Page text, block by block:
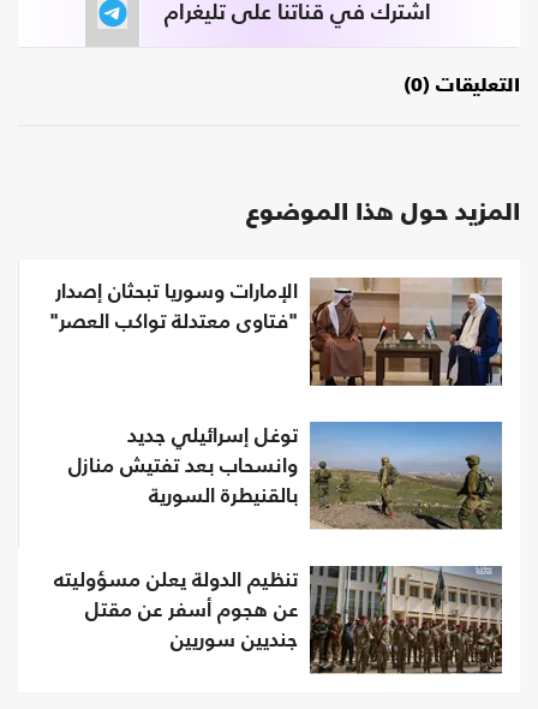
اشترك في قناتنا على تليغرام
التعليقات (0)
المزيد حول هذا الموضوع
الإمارات وسوريا تبحثان إصدار
"فتاوى معتدلة تواكب العصر"
توغل إسرائيلي جديد
وانسحاب بعد تفتيش منازل
بالقنيطرة السورية
تنظيم الدولة يعلن مسؤوليته
عن هجوم أسفر عن مقتل
جنديين سوريين